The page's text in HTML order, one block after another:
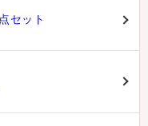
セット